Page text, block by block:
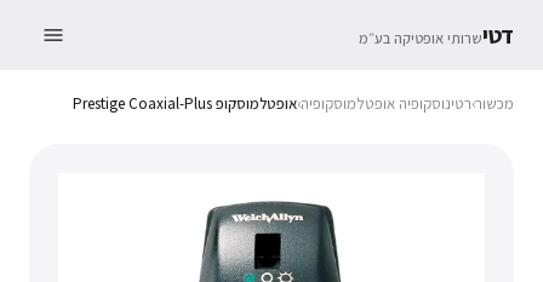
דטישרותי אופטיקה בע״מ
מכשור›רטינוסקופיה אופטלמוסקופיה›אופטלמוסקופ Prestige Coaxial-Plus